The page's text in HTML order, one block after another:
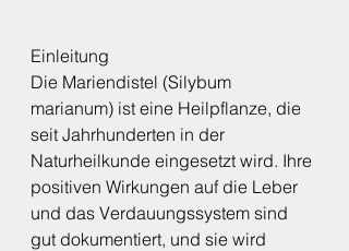
Einleitung
Die Mariendistel (Silybum
marianum) ist eine Heilpflanze, die
seit Jahrhunderten in der
Naturheilkunde eingesetzt wird. Ihre
positiven Wirkungen auf die Leber
und das Verdauungssystem sind
gut dokumentiert, und sie wird